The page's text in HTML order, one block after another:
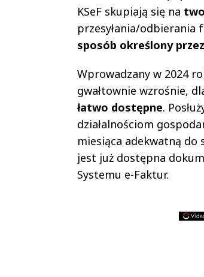
KSeF skupiają się na
przesyłania/odbierania
sposób określony
Wprowadzany w 2024
gwałtownie wzrośnie,
łatwo dostępne.
działalnościom
miesiąca adekwatną
jest już dostępna
Systemu e-Faktur.